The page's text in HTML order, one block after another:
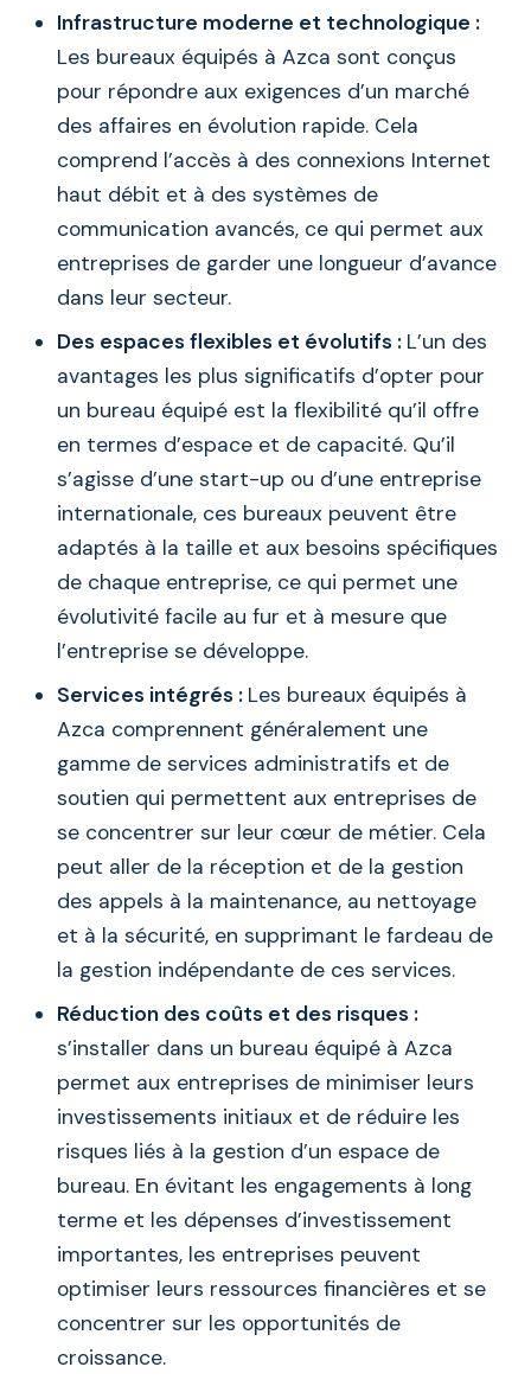
Infrastructure moderne et technologique :
Les bureaux équipés à Azca sont conçus
pour répondre aux exigences d’un marché
des affaires en évolution rapide. Cela
comprend l’accès à des connexions Internet
haut débit et à des systèmes de
communication avancés, ce qui permet aux
entreprises de garder une longueur d’avance
dans leur secteur.
Des espaces flexibles et évolutifs : L’un des
avantages les plus significatifs d’opter pour
un bureau équipé est la flexibilité qu’il offre
en termes d’espace et de capacité. Qu’il
s’agisse d’une start-up ou d’une entreprise
internationale, ces bureaux peuvent être
adaptés à la taille et aux besoins spécifiques
de chaque entreprise, ce qui permet une
évolutivité facile au fur et à mesure que
l’entreprise se développe.
Services intégrés : Les bureaux équipés à
Azca comprennent généralement une
gamme de services administratifs et de
soutien qui permettent aux entreprises de
se concentrer sur leur cœur de métier. Cela
peut aller de la réception et de la gestion
des appels à la maintenance, au nettoyage
et à la sécurité, en supprimant le fardeau de
la gestion indépendante de ces services.
Réduction des coûts et des risques :
s’installer dans un bureau équipé à Azca
permet aux entreprises de minimiser leurs
investissements initiaux et de réduire les
risques liés à la gestion d’un espace de
bureau. En évitant les engagements à long
terme et les dépenses d’investissement
importantes, les entreprises peuvent
optimiser leurs ressources financières et se
concentrer sur les opportunités de
croissance.